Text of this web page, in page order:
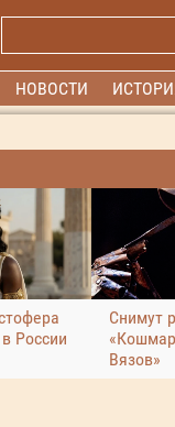
НОВОСТИ
России
Снимут
Вязов»